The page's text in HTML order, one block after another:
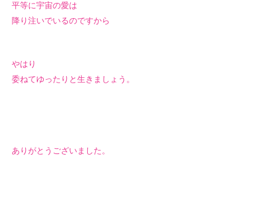
平等に宇宙の愛は
降り注いでいるのですから
やはり
委ねてゆったりと生きましょう。
ありがとうございました。